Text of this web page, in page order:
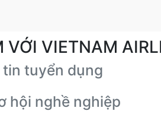
VỚI VIETNAM
tuyển dụng
hội nghề nghiệp